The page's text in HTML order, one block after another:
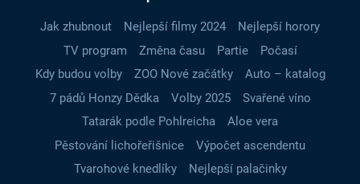
Jak zhubnout Nejlepší filmy 2024
Nejlepší horory
TV program
Změna času Partie
Počasí
Kdy budou volby
ZOO Nové začátky
Auto – katalog
7 pádů Honzy Dědka
Volby 2025
Svařené víno
Tatarák podle Pohlreicha
Aloe vera
Pěstování lichořeřišnice
Výpočet ascendentu
Tvarohové knedlíky
Nejlepší palačinky